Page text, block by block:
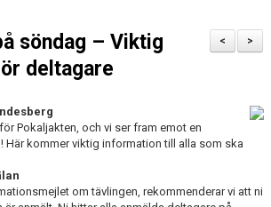
>
<
söndag – Viktig
deltagare
Pokaljakten, och vi ser fram emot en
Här kommer viktig information till alla som ska
om tävlingen, rekommenderar vi att ni